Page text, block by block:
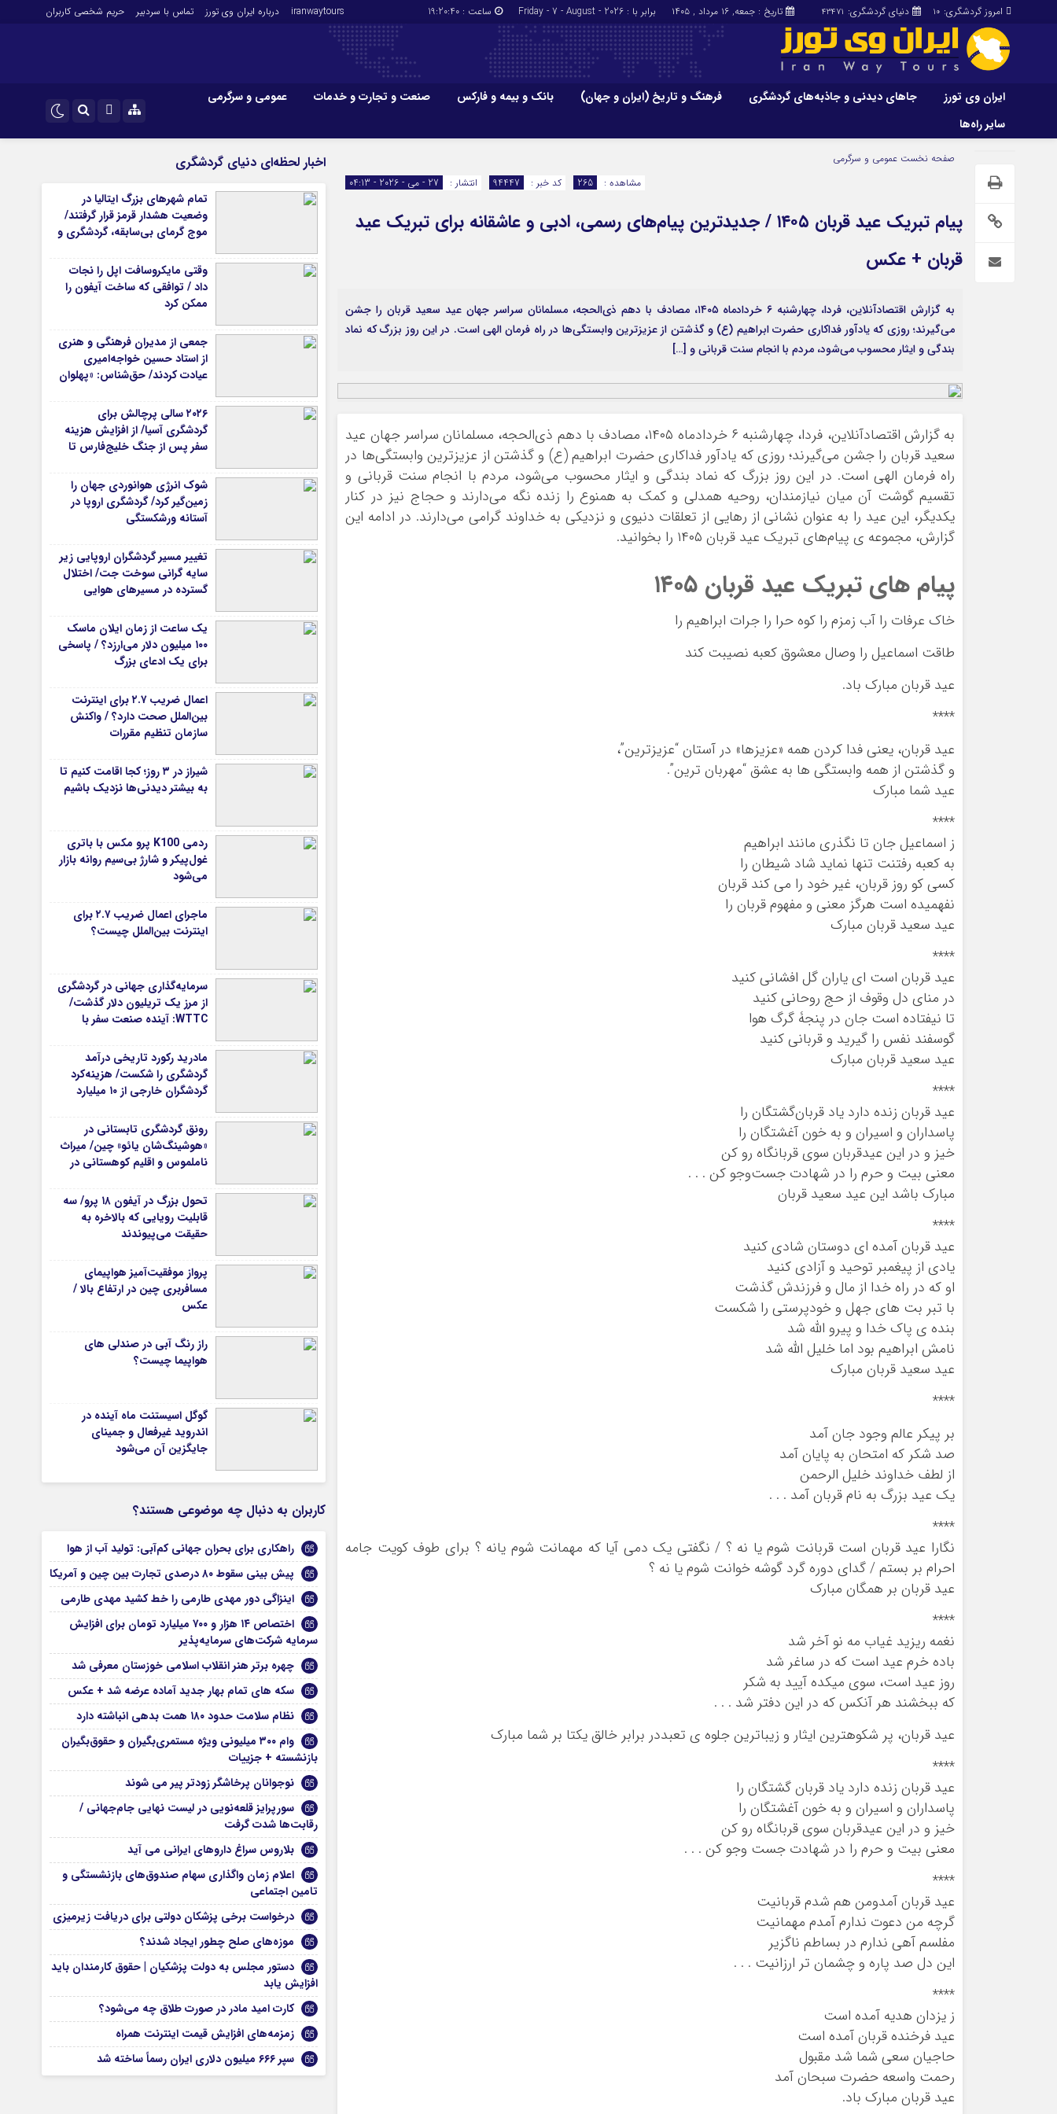
دنیای گردشگری: 43471 امروز گردشگری: 10 تاریخ : جمعه, ۱۶ مرداد , ۱۴۰۵ برابر با : Friday - 7 - August - 2026 ساعت : 19:20:40
iranwaytours درباره ایران وی تورز تماس با سردبیر حریم شخصی کاربران
ایران وی تورز جاهای دیدنی و جاذبه‌های گردشگری فرهنگ و تاریخ (ایران و جهان) بانک و بیمه و فارکس صنعت و تجارت و خدمات
عمومی و سرگرمی
سایر راه‌ها
اینستاگرام
ایران وی تورز
شرایط بازنشر محتوا در ایران وی تورز
ایران سفر تور
غذا و رستوران
گزارش‌های خبری میراث فرهنگی
بانک و بیمه و فارکس
ارزدیجیتال
صنعت و تجارت و خدمات
اقتصاد گردشگری
خودرو
پزشکی، سلامت و زیبایی
حقوق و قضایی
تور و سفر ایرانی
کارا دیلی
اخبار بانکی و اقتصادی
بلیط اتوبوس
صفحه نخست عمومی و سرگرمی
انتشار :
27 - می - 2026 - 04:13 کد خبر : 94447 مشاهده : 265
پیام تبریک عید قربان ۱۴۰۵ / جدیدترین پیام‌های رسمی، ادبی و عاشقانه برای تبریک عید
قربان + عکس
به گزارش اقتصادآنلاین، فردا، چهارشنبه ۶ خردادماه ۱۴۰۵، مصادف با دهم ذی‌الحجه، مسلمانان سراسر جهان عید سعید قربان را جشن
می‌گیرند؛ روزی که یادآور فداکاری حضرت ابراهیم (ع) و گذشتن از عزیزترین وابستگی‌ها در راه فرمان الهی است. در این روز بزرگ که نماد
بندگی و ایثار محسوب می‌شود، مردم با انجام سنت قربانی و […]
به گزارش اقتصادآنلاین، فردا، چهارشنبه ۶ خردادماه ۱۴۰۵، مصادف با دهم ذی‌الحجه، مسلمانان سراسر جهان عید
سعید قربان را جشن می‌گیرند؛ روزی که یادآور فداکاری حضرت ابراهیم (ع) و گذشتن از عزیزترین وابستگی‌ها در
راه فرمان الهی است. در این روز بزرگ که نماد بندگی و ایثار محسوب می‌شود، مردم با انجام سنت قربانی و
تقسیم گوشت آن میان نیازمندان، روحیه همدلی و کمک به همنوع را زنده نگه می‌دارند و حجاج نیز در کنار
یکدیگر، این عید را به عنوان نشانی از رهایی از تعلقات دنیوی و نزدیکی به خداوند گرامی می‌دارند. در ادامه این
گزارش، مجموعه‌ ی پیام‌های تبریک عید قربان ۱۴۰۵ را بخوانید.
پیام های تبریک عید قربان ۱۴۰۵
خاک عرفات را آب زمزم را کوه حرا را جرات ابراهیم را
طاقت اسماعیل را وصال معشوق کعبه نصیبت کند
عید قربان مبارک باد.
****
عید قربان، یعنى فدا کردن همه «عزیزها» در آستان “عزیزترین”،
و گذشتن از همه وابستگى ها به عشق “مهربان ترین”.
عید شما مبارک
****
ز اسماعیل جان تا نگذری مانند ابراهیم
به کعبه رفتنت تنها نماید شاد شیطان را
کسی کو روز قربان، غیر خود را می کند قربان
نفهمیده است هرگز معنی و مفهوم قربان را
عید سعید قربان مبارک
****
عید قربان است ای یاران گل افشانی کنید
در منای دل وقوف از حج روحانی کنید
تا نیفتاده است جان در پنجۀ گرگ هوا
گوسفند نفس را گیرید و قربانی کنید
عید سعید قربان مبارک
****
عید قربان زنده دارد یاد قربان‌گشتگان را
پاسداران و اسیران و به خون آغشتگان را
خیز و در این عیدقربان سوی قربانگاه رو کن
معنی بیت و حرم را در شهادت جست‌وجو کن . . .
مبارک باشد این عید سعید قربان
****
عید قربان آمده ای دوستان شادی کنید
یادی از پیغمبر توحید و آزادی کنید
او که در راه خدا از مال و فرزندش گذشت
با تبر بت های جهل و خودپرستی را شکست
بنده ی پاک خدا و پیرو الله شد
نامش ابراهیم بود اما خلیل الله شد
عید سعید قربان مبارک
****
بر پیکر عالم وجود جان آمد
صد شکر که امتحان به پایان آمد
از لطف خداوند خلیل الرحمن
یک عید بزرگ به نام قربان آمد . . .
****
نگارا عید قربان است قربانت شوم یا نه ؟ / نگفتی یک دمی آیا که مهمانت شوم یانه ؟ برای طوف کویت جامه
احرام بر بستم / گدای دوره گرد گوشه خوانت شوم یا نه ؟
عید قربان بر همگان مبارک
****
نغمه ریزید غیاب مه نو آخر شد
باده خرم عید است که در ساغر شد
روز عید است، سوی میکده آیید به شکر
که ببخشند هر آنکس که در این دفتر شد . . .
عید قربان، پر شکوهترین ایثار و زیباترین جلوه ی تعبددر برابر خالق یکتا بر شما مبارک
****
عید قربان زنده دارد یاد قربان گشتگان را
پاسداران و اسیران و به خون آغشتگان را
خیز و در این عیدقربان سوی قربانگاه رو کن
معنی بیت و حرم را در شهادت جست وجو کن . . .
****
عید قربان آمدومن هم شدم قربانیت
گرچه من دعوت ندارم آمدم مهمانیت
مفلسم آهی ندارم در بساطم ناگزیر
این دل صد پاره و چشمان تر ارزانیت . . .
****
ز یزدان هدیه آمده است
عید فرخنده قربان آمده است
حاجیان سعی شما شد مقبول
رحمت واسعه حضرت سبحان آمد
عید قربان مبارک باد.
اخبار لحظه‌ای دنیای گردشگری
تمام شهرهای بزرگ ایتالیا در
وضعیت هشدار قرمز قرار گرفتند/
موج گرمای بی‌سابقه، گردشگری و
قرار داد
وقتی مایکروسافت اپل را نجات
داد / توافقی که ساخت آیفون را
ممکن کرد
جمعی از مدیران فرهنگی و هنری
از استاد حسین خواجه‌امیری
عیادت کردند/ حق‌شناس: «پهلوان
برای استاد ایرج است
۲۰۲۶ سالی پرچالش برای
گردشگری آسیا/ از افزایش هزینه
سفر پس از جنگ خلیج‌فارس تا
شوک انرژی هوانوردی جهان را
زمین‌گیر کرد/ گردشگری اروپا در
آستانه ورشکستگی
تغییر مسیر گردشگران اروپایی زیر
سایه گرانی سوخت جت/ اختلال
گسترده در مسیرهای هوایی
یک ساعت از زمان ایلان ماسک
۱۰۰ میلیون دلار می‌ارزد؟ / پاسخی
برای یک ادعای بزرگ
اعمال ضریب ۲.۷ برای اینترنت
بین‌الملل صحت دارد؟ / واکنش
سازمان تنظیم مقررات
شیراز در ۳ روز؛ کجا اقامت کنیم تا
به بیشتر دیدنی‌ها نزدیک باشیم
ردمی K100 پرو مکس با باتری
غول‌پیکر و شارژ بی‌سیم روانه بازار
می‌شود
ماجرای اعمال ضریب ۲.۷ برای
اینترنت بین‌الملل چیست؟
سرمایه‌گذاری جهانی در گردشگری
از مرز یک تریلیون دلار گذشت/
WTTC: آینده صنعت سفر با
تضمین می‌شود
مادرید رکورد تاریخی درآمد
گردشگری را شکست/ هزینه‌کرد
گردشگران خارجی از ۱۰ میلیارد
رونق گردشگری تابستانی در
«هوشینگ‌شان یائو» چین/ میراث
ناملموس و اقلیم کوهستانی در
تحول بزرگ در آیفون ۱۸ پرو/ سه
قابلیت رویایی که بالاخره به
حقیقت می‌پیوندند
پرواز موفقیت‌آمیز هواپیمای
مسافربری چین در ارتفاع بالا /
عکس
راز رنگ آبی در صندلی های
هواپیما چیست؟
گوگل اسیستنت ماه آینده در
اندروید غیرفعال و جمینای
جایگزین آن می‌شود
کاربران به دنبال چه موضوعی هستند؟
راهکاری برای بحران جهانی کم‌آبی: تولید آب از هوا
پیش بینی سقوط ۸۰ درصدی تجارت بین چین و آمریکا
اینزاگی دور مهدی طارمی را خط کشید مهدی طارمی
اختصاص ۱۴ هزار و ۷۰۰ میلیارد تومان برای افزایش
سرمایه‌ شرکت‌های سرمایه‌پذیر
چهره برتر هنر انقلاب اسلامی خوزستان معرفی شد
سکه های تمام بهار جدید آماده عرضه شد + عکس
نظام سلامت حدود ۱۸۰ همت بدهی انباشته دارد
وام ۳۰۰ میلیونی ویژه مستمری‌بگیران و حقوق‌بگیران
بازنشسته + جزییات
نوجوانان پرخاشگر زودتر پیر می شوند
سورپرایز قلعه‌نویی در لیست نهایی جام‌جهانی /
رقابت‌ها شدت گرفت
بلاروس سراغ داروهای ایرانی می آید
اعلام زمان واگذاری سهام صندوق‌های بازنشستگی و
تامین اجتماعی
درخواست برخی پزشکان دولتی برای دریافت زیرمیزی
موزه‌های صلح چطور ایجاد شدند؟
دستور مجلس به دولت پزشکیان | حقوق کارمندان باید
افزایش یابد
کارت امید مادر در صورت طلاق چه می‌شود؟
زمزمه‌های افزایش قیمت اینترنت همراه
سپر ۶۶۶ میلیون دلاری ایران رسماً ساخته شد